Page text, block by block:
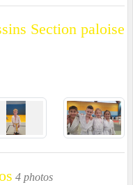
Section paloise
4 photos